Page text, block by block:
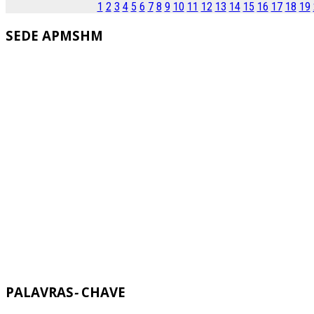
1 2 3 4 5 6 7 8 9 10 11 12 13 14 15 16 17 18 19
SEDE APMSHM
PALAVRAS-CHAVE